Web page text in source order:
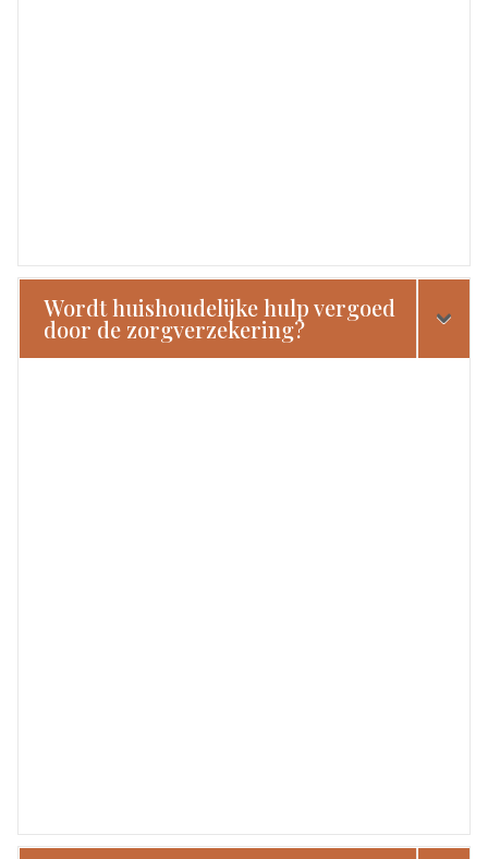
Wordt huishoudelijke hulp vergoed
door de zorgverzekering?